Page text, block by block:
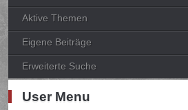
Aktive Themen
Eigene Beiträge
Erweiterte Suche
User Menu